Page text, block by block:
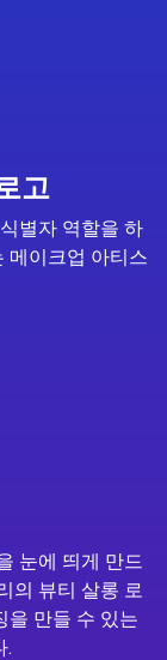
고
별자 역할을 하
메이크업 아티스
눈에 띄게 만드
의 뷰티 살롱 로
을 만들 수 있는
.